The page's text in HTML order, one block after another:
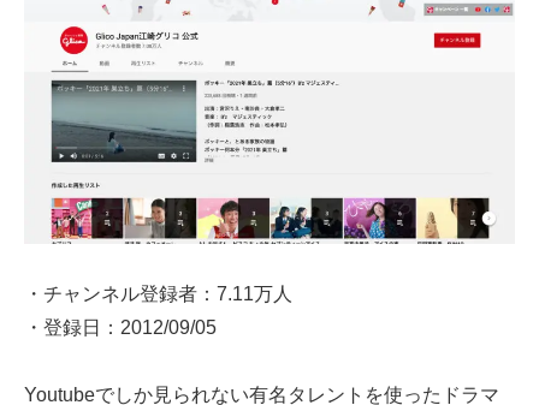
・チャンネル登録者：7.11万人
・登録日：2012/09/05
Youtubeでしか見られない有名タレントを使ったドラマ